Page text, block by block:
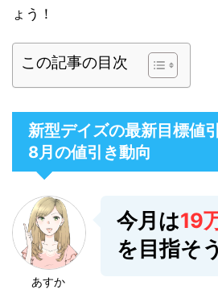
ょう！
この記事の目次
新型デイズの最新目標値
8月の値引き動向
あすか
今月は19
を目指そ